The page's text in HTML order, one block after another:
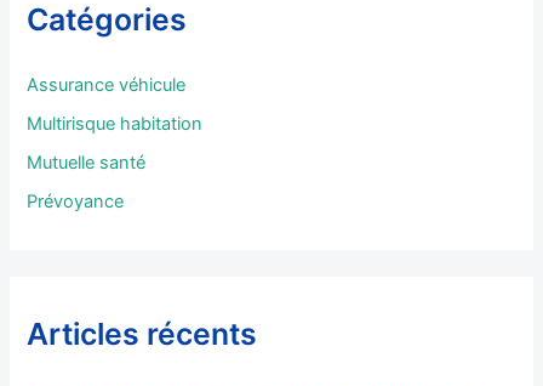
c
r
Catégories
Assurance véhicule
Multirisque habitation
Mutuelle santé
Prévoyance
Articles récents